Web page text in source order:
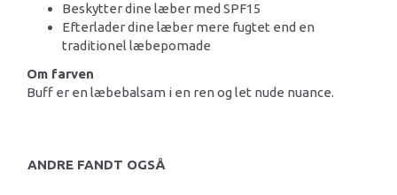
Beskytter dine læber med SPF15
Efterlader dine læber mere fugtet end en
traditionel læbepomade
Om farven
Buff er en læbebalsam i en ren og let nude nuance.
ANDRE FANDT OGSÅ